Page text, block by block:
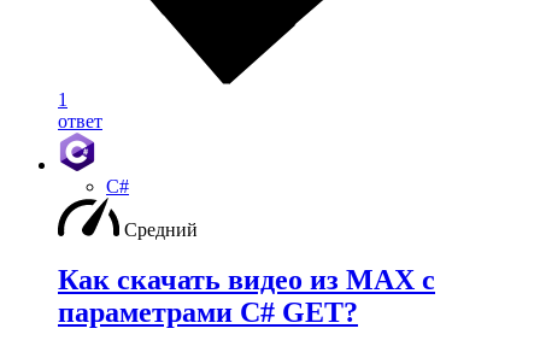
1
ответ
C#
Средний
Как скачать видео из MAX с
параметрами C# GET?